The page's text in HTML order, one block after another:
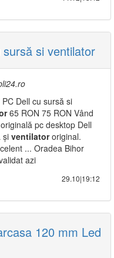
si ventilator
Dell cu sursă si
65 RON 75 RON Vând
pc desktop Dell
și ventilatororiginal.
... Oradea Bihor
azi
29.10|19:12
120 mm Led